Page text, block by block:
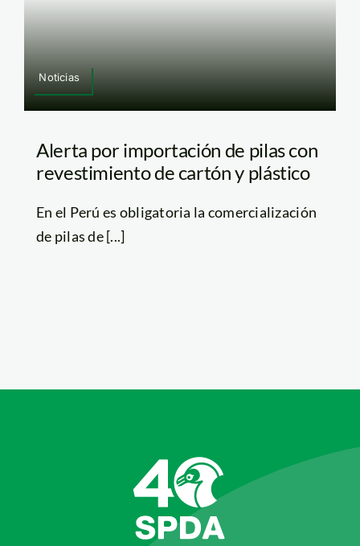
Noticias
Alerta por importación de pilas con
revestimiento de cartón y plástico
En el Perú es obligatoria la comercialización
de pilas de [...]